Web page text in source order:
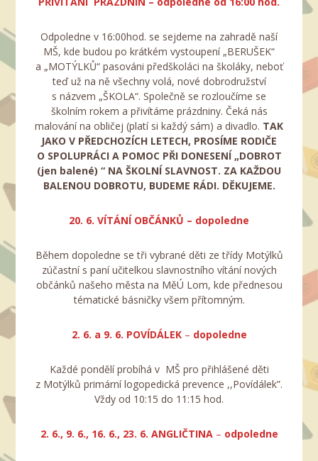
Odpoledne v 16:00hod. se sejdeme na zahradě naší
MŠ, kde budou po krátkém vystoupení „BERUŠEK“
a „MOTÝLKŮ“ pasováni předškoláci na školáky, neboť
teď už na ně všechny volá, nové dobrodružství
s názvem „ŠKOLA“. Společně se rozloučíme se
školním rokem a přivítáme prázdniny. Čeká nás
malování na obličej (platí si každý sám) a divadlo. TAK
JAKO V PŘEDCHOZÍCH LETECH, PROSÍME RODIČE
O SPOLUPRÁCI A POMOC PŘI DONESENÍ „DOBROT
(jen balené) “ NA ŠKOLNÍ SLAVNOST. ZA KAŽDOU
BALENOU DOBROTU, BUDEME RÁDI. DĚKUJEME.
20. 6. VÍTÁNÍ OBČÁNKŮ – dopoledne
Během dopoledne se tři vybrané děti ze třídy Motýlků
zúčastní s paní učitelkou slavnostního vítání nových
občánků našeho města na MěÚ Lom, kde přednesou
tématické básničky všem přítomným.
2. 6. a 9. 6. POVÍDÁLEK– dopoledne
Každé pondělí probíhá v MŠ pro přihlášené děti
z Motýlků primární logopedická prevence ,,Povídálek”.
Vždy od 10:15 do 11:15 hod.
2. 6., 9. 6., 16. 6., 23. 6. ANGLIČTINA – odpoledne